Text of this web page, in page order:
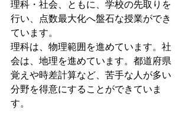
理科・社会、ともに、学校の先取りを
行い、点数最大化へ盤石な授業ができ
ています。
理科は、物理範囲を進めています。社
会は、地理を進めています。都道府県
覚えや時差計算など、苦手な人が多い
分野を得意にすることができていま
す。